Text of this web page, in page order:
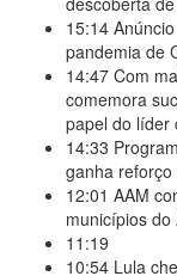
15:14
pandemia de
14:47 Com
comemora
papel do líder
14:33
ganha
12:01 AAM
municípios do
11:19
10:54 Lula